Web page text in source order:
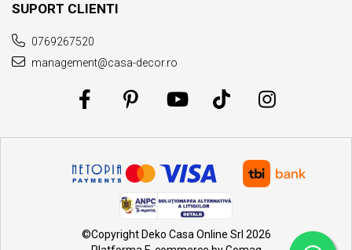
SUPORT CLIENTI
0769267520
management@casa-decor.ro
©Copyright Deko Casa Online Srl 2026